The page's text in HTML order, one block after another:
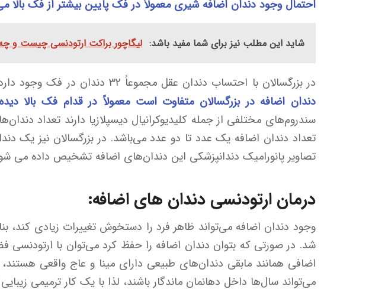
احتمال وجود دندان اضافه شیری معمولاً در فک پایین بیشتر از فک بالا
شاید این مطلب نیز برای شما مفید باشد: لیگاچور براکت ارتودنسی چیست و چه
در بزرگسالان با احتساب دندان عقل مجموعاً ۳۲ دندان در فک وجود دارد؛ در صورتی که دندان اضافه‌ای داشته باشیم این رقم بیشتر است.
دندان اضافه در بزرگسالان متفاوت است معمولاً در قدام فک بالا
سندروم‌های مختلفی از جمله کلیدیوکرانیال دیسپلازیا دارند تعداد
تعداد دندان اضافه یک عدد تا دو عدد می‌باشد. در بزرگسالان نیز یک
تصاویر پانورامیک دندانپزشکی این دندان‌های اضافه تشخیص داده می‌
درمان ارتودنسی دندان های اضافه:
وجود دندان اضافه می‌تواند ظاهر فرد را دستخوش تغییرات زیادی
شد. در صورتی که بتوان دندان اضافه را حفظ کرد می‌توان با
اضافی همانند مابقی دندان‌های طبیعی دارای مینا و عاج واقعی
می‌تواند سال‌ها داخل دهانمان ماندگار باشند، لذا با یک کار ترمیمی